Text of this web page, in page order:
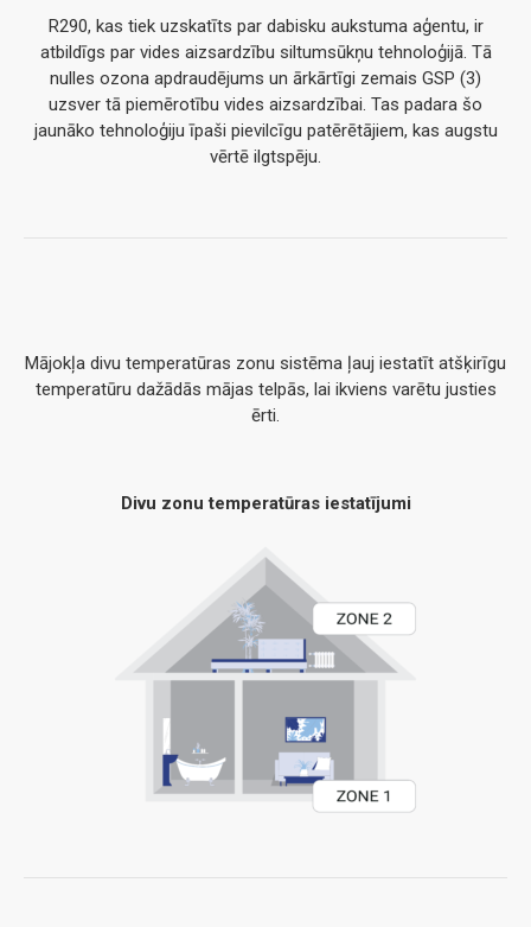
R290, kas tiek uzskatīts par dabisku aukstuma aģentu, ir
atbildīgs par vides aizsardzību siltumsūkņu tehnoloģijā. Tā
nulles ozona apdraudējums un ārkārtīgi zemais GSP (3)
uzsver tā piemērotību vides aizsardzībai. Tas padara šo
jaunāko tehnoloģiju īpaši pievilcīgu patērētājiem, kas augstu
vērtē ilgtspēju.
Mājokļa divu temperatūras zonu sistēma ļauj iestatīt atšķirīgu
temperatūru dažādās mājas telpās, lai ikviens varētu justies
ērti.
Divu zonu temperatūras iestatījumi